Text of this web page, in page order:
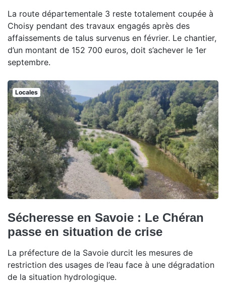
La route départementale 3 reste totalement coupée à
Choisy pendant des travaux engagés après des
affaissements de talus survenus en février. Le chantier,
d’un montant de 152 700 euros, doit s’achever le 1er
septembre.
Locales
Sécheresse en Savoie : Le Chéran
passe en situation de crise
La préfecture de la Savoie durcit les mesures de
restriction des usages de l’eau face à une dégradation
de la situation hydrologique.